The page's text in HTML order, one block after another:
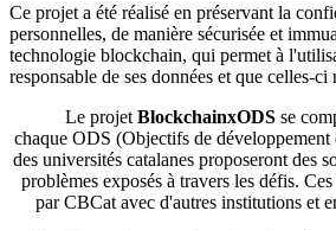
Ce projet a été réalisé en préservant la
personnelles, de manière sécurisée et
technologie blockchain, qui permet à
responsable de ses données et que celles-ci
Le projet BlockchainxODS se
chaque ODS (Objectifs de développement
des universités catalanes proposeront des
problèmes exposés à travers les défis.
par CBCat avec d'autres institutions et